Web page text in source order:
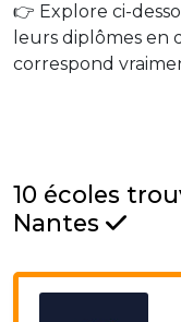
👉 Explore ci-
leurs diplômes en
correspond
10 écoles
Nantes